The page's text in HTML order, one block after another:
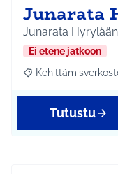
Junarata
Junarata
Ei etene jatkoon
Rajaa tulokset
Tutustu